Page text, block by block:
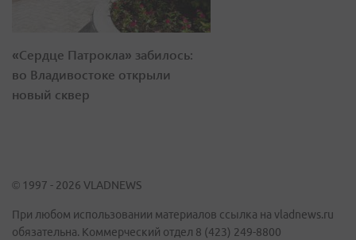
«Сердце Патрокла» забилось:
во Владивостоке открыли
новый сквер
© 1997 - 2026 VLADNEWS
При любом использовании материалов ссылка на vladnews.ru
обязательна. Коммерческий отдел 8 (423) 249-8800